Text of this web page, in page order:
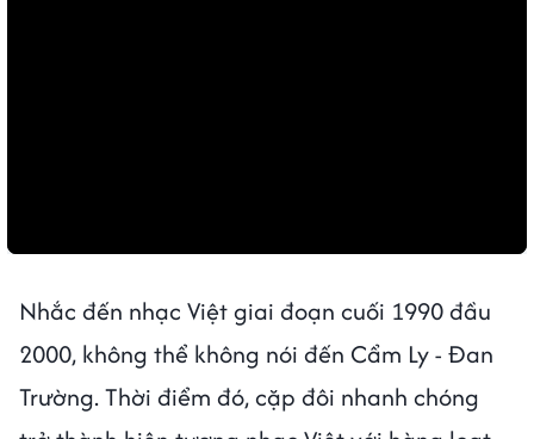
Nhắc đến nhạc Việt giai đoạn cuối 1990 đầu
2000, không thể không nói đến Cẩm Ly - Đan
Trường. Thời điểm đó, cặp đôi nhanh chóng